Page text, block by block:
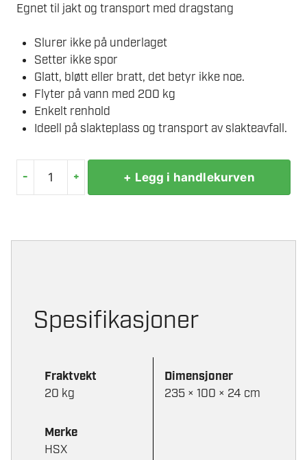
Egnet til jakt og transport med dragstang
Slurer ikke på underlaget
Setter ikke spor
Glatt, bløtt eller bratt, det betyr ikke noe.
Flyter på vann med 200 kg
Enkelt renhold
Ideell på slakteplass og transport av slakteavfall.
- + + Legg i handlekurven
Spesifikasjoner
Fraktvekt
20 kg
Dimensjoner
235 × 100 × 24 cm
Merke
HSX